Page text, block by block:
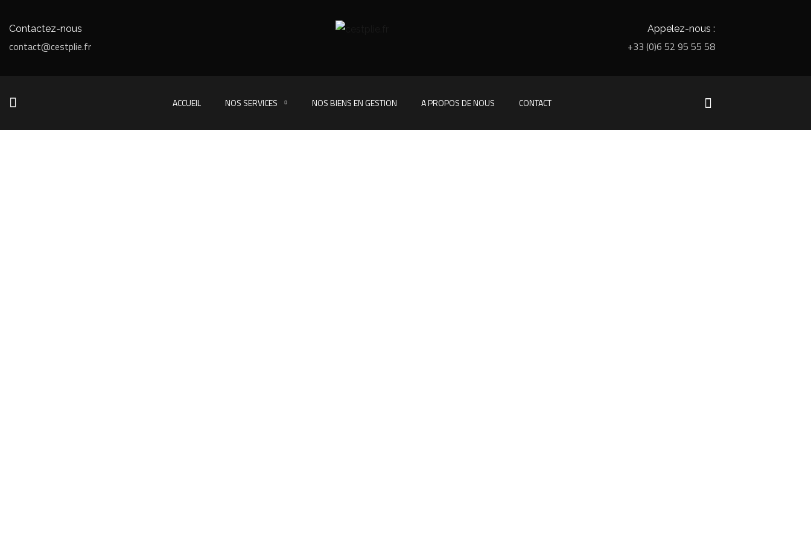
Contactez-nous
contact@cestplie.fr
Appelez-nous :
+33 (0)6 52 95 55 58
ACCUEIL NOS SERVICES NOS BIENS EN GESTION A PROPOS DE NOUS CONTACT